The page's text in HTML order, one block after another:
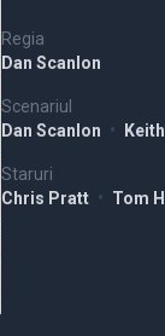
Regia
Dan Scanlon
Scenariul
Dan Scanlon •
Staruri
Chris Pratt • Tom